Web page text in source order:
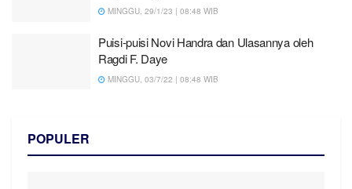
MINGGU, 29/1/23 | 08:48 WIB
Puisi-puisi Novi Handra dan Ulasannya oleh
Ragdi F. Daye
MINGGU, 03/7/22 | 08:48 WIB
POPULER